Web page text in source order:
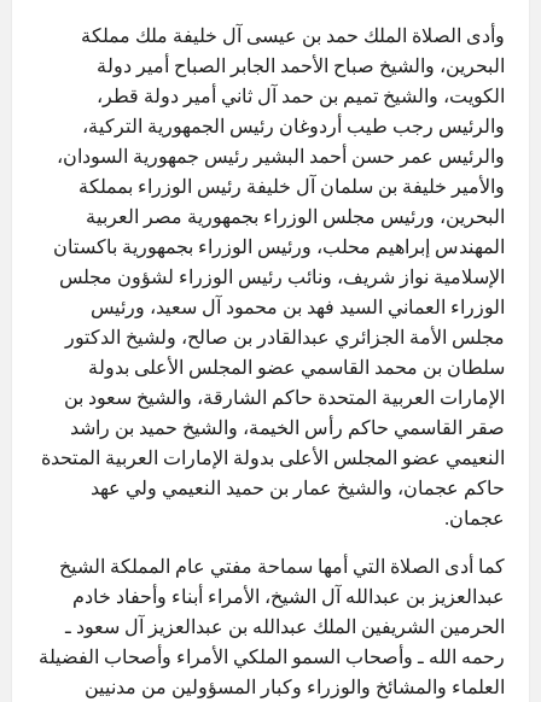
وأدى الصلاة الملك حمد بن عيسى آل خليفة ملك مملكة
البحرين، والشيخ صباح الأحمد الجابر الصباح أمير دولة
الكويت، والشيخ تميم بن حمد آل ثاني أمير دولة قطر،
والرئيس رجب طيب أردوغان رئيس الجمهورية التركية،
والرئيس عمر حسن أحمد البشير رئيس جمهورية السودان،
والأمير خليفة بن سلمان آل خليفة رئيس الوزراء بمملكة
البحرين، ورئيس مجلس الوزراء بجمهورية مصر العربية
المهندس إبراهيم محلب، ورئيس الوزراء بجمهورية باكستان
الإسلامية نواز شريف، ونائب رئيس الوزراء لشؤون مجلس
الوزراء العماني السيد فهد بن محمود آل سعيد، ورئيس
مجلس الأمة الجزائري عبدالقادر بن صالح، ولشيخ الدكتور
سلطان بن محمد القاسمي عضو المجلس الأعلى بدولة
الإمارات العربية المتحدة حاكم الشارقة، والشيخ سعود بن
صقر القاسمي حاكم رأس الخيمة، والشيخ حميد بن راشد
النعيمي عضو المجلس الأعلى بدولة الإمارات العربية المتحدة
حاكم عجمان، والشيخ عمار بن حميد النعيمي ولي عهد
عجمان.
كما أدى الصلاة التي أمها سماحة مفتي عام المملكة الشيخ
عبدالعزيز بن عبدالله آل الشيخ، الأمراء أبناء وأحفاد خادم
الحرمين الشريفين الملك عبدالله بن عبدالعزيز آل سعود ـ
رحمه الله ـ وأصحاب السمو الملكي الأمراء وأصحاب الفضيلة
العلماء والمشائخ والوزراء وكبار المسؤولين من مدنيين